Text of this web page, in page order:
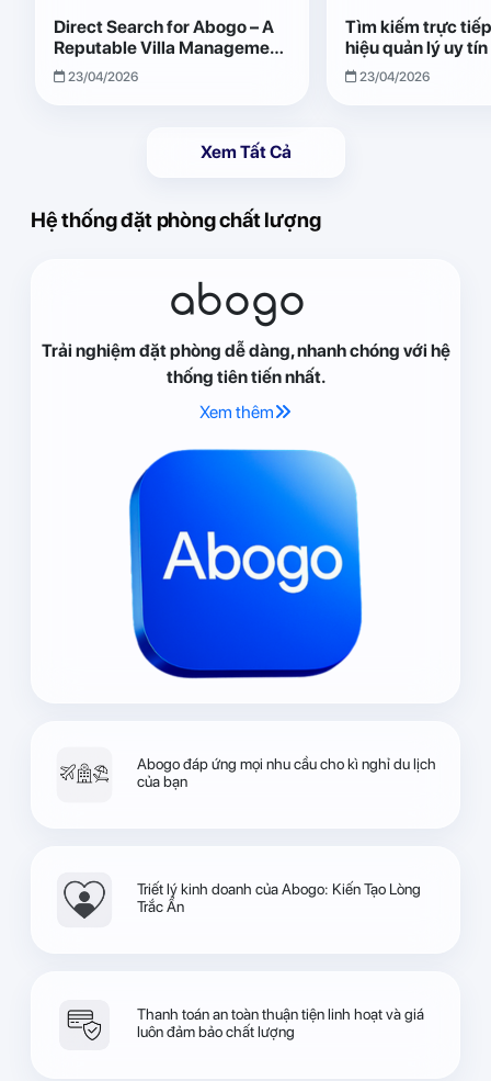
Direct Search for Abogo – A
Reputable Villa Management
Brand with Transparent and
Effective Operations
23/04/2026
Tìm kiếm trực
hiệu quản lý uy
Giải pháp vận
quả, minh bạch
23/04/2026
Xem Tất Cả
Hệ thống đặt phòng chất lượng
abogo
Trải nghiệm đặt phòng dễ dàng, nhanh chóng với hệ
thống tiên tiến nhất.
Xem thêm
Abogo đáp ứng mọi nhu cầu cho kì nghỉ du lịch
của bạn
Triết lý kinh doanh của Abogo: Kiến Tạo Lòng
Trắc Ẩn
Thanh toán an toàn thuận tiện linh hoạt và giá
luôn đảm bảo chất lượng